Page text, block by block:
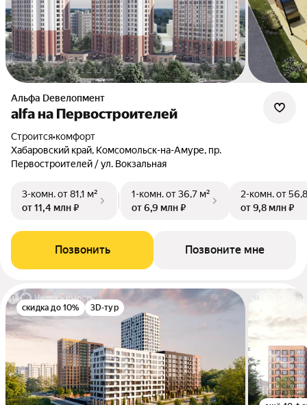
альфа Dевелопмент
alfa на Первостроителей
Строится•комфорт
Хабаровский край, Комсомольск-на-Амуре, пр.
Первостроителей / ул. Вокзальная
3-комн.от 81,1 м²
от 11,4 млн ₽
1-комн.от 36,7 м²
от 6,9 млн ₽
2-комн.от
от 9,8 млн ₽
Позвонить Позвоните мне
скидка до 10% 3D-тур